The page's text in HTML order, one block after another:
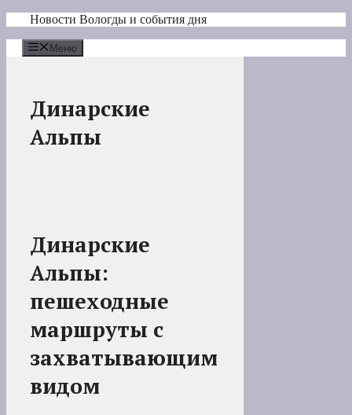
Перейти
содержимому
Новости Вологды и события дня
Меню
Динарские
Альпы
Динарские
Альпы:
пешеходные
маршруты с
захватывающим
видом